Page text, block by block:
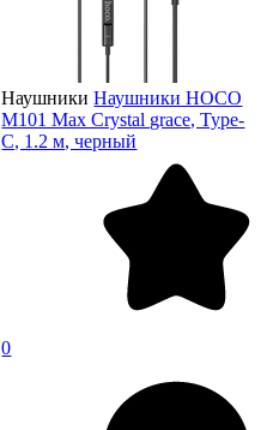
Наушники Наушники HOCO
M101 Max Crystal grace, Type-
C, 1.2 м, черный
0